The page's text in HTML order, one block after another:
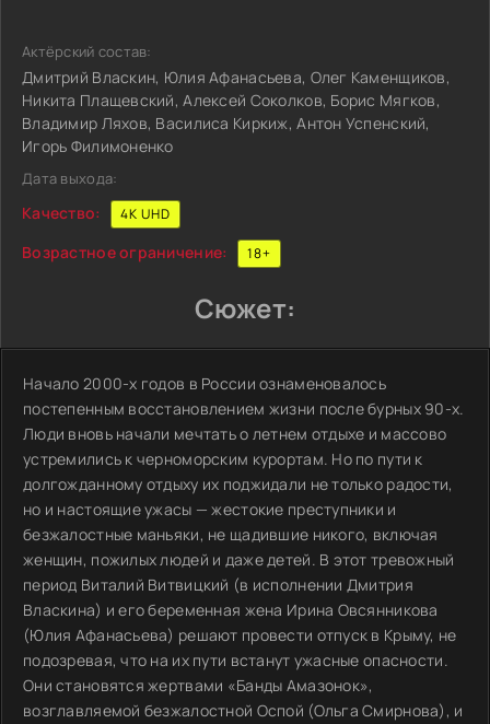
Актёрский состав:
Дмитрий Власкин, Юлия Афанасьева, Олег Каменщиков,
Никита Плащевский, Алексей Соколков, Борис Мягков,
Владимир Ляхов, Василиса Киркиж, Антон Успенский,
Игорь Филимоненко
Дата выхода:
Качество: 4K UHD
Возрастное ограничение: 18+
Сюжет:
Начало 2000-х годов в России ознаменовалось
постепенным восстановлением жизни после бурных 90-х.
Люди вновь начали мечтать о летнем отдыхе и массово
устремились к черноморским курортам. Но по пути к
долгожданному отдыху их поджидали не только радости,
но и настоящие ужасы — жестокие преступники и
безжалостные маньяки, не щадившие никого, включая
женщин, пожилых людей и даже детей. В этот тревожный
период Виталий Витвицкий (в исполнении Дмитрия
Власкина) и его беременная жена Ирина Овсянникова
(Юлия Афанасьева) решают провести отпуск в Крыму, не
подозревая, что на их пути встанут ужасные опасности.
Они становятся жертвами «Банды Амазонок»,
возглавляемой безжалостной Оспой (Ольга Смирнова), и